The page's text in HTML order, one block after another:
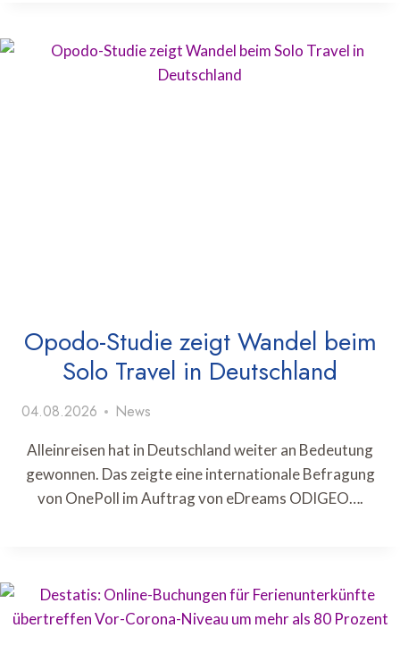
Opodo-Studie zeigt Wandel beim
Solo Travel in Deutschland
04.08.2026 News
Alleinreisen hat in Deutschland weiter an Bedeutung
gewonnen. Das zeigte eine internationale Befragung
von OnePoll im Auftrag von eDreams ODIGEO….